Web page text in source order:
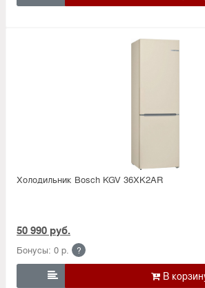
Холодильник Bosсh KGV 36XK2AR
50 990 руб.
Бонусы: 0 р. ?
